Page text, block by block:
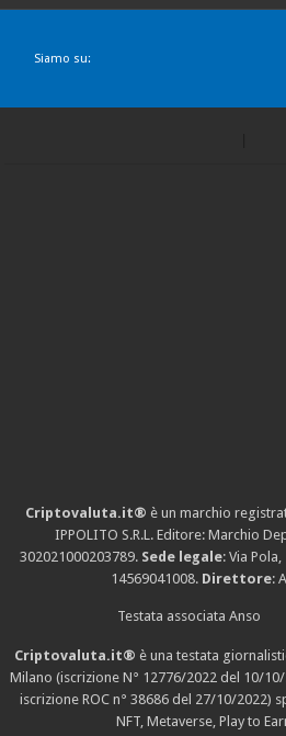
Siamo su:
Criptovaluta.it® è un marchio
IPPOLITO S.R.L. Editore: Marchio
302021000203789. Sede legale: Via
14569041008. Direttore:
Testata associata Anso
Criptovaluta.it® è una testata
Milano (iscrizione N° 12776/2022 del 10/
iscrizione ROC n° 38686 del 27/10/2022)
NFT, Metaverse, Play to